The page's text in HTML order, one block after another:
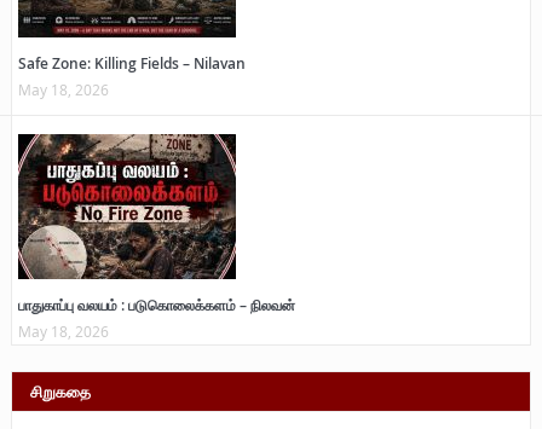
Safe Zone: Killing Fields – Nilavan
May 18, 2026
பாதுகாப்பு வலயம் : படுகொலைக்களம் – நிலவன்
May 18, 2026
சிறுகதை